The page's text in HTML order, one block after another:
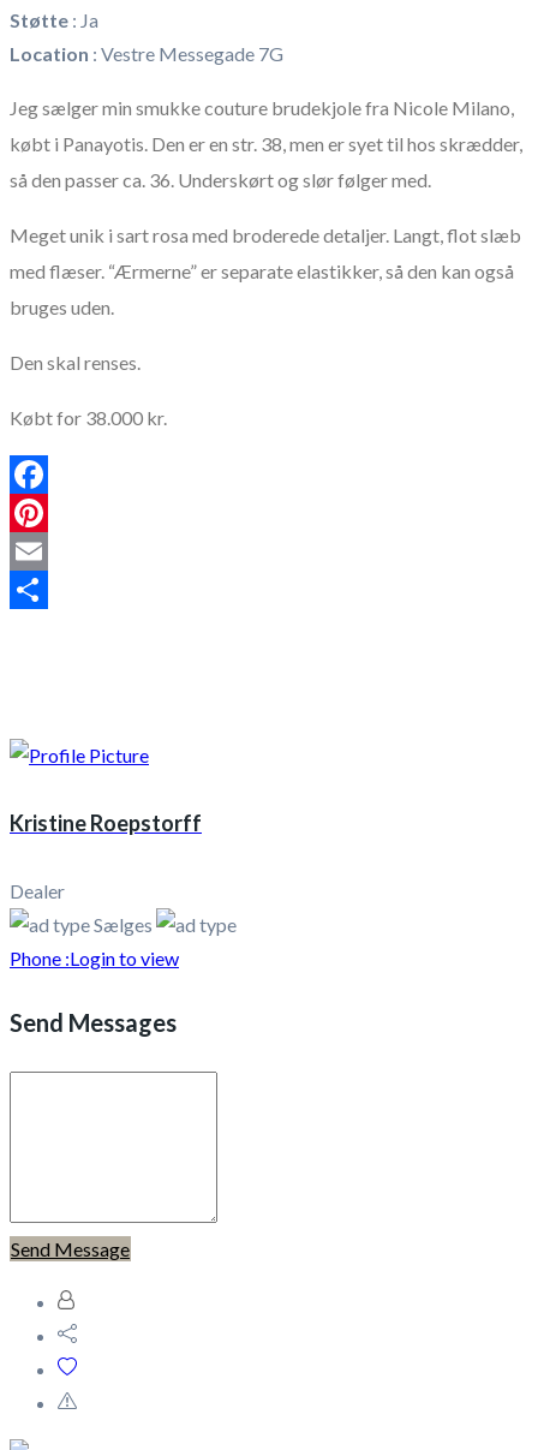
Støtte : Ja
Location : Vestre Messegade 7G
Jeg sælger min smukke couture brudekjole fra Nicole Milano,
købt i Panayotis. Den er en str. 38, men er syet til hos skrædder,
så den passer ca. 36. Underskørt og slør følger med.
Meget unik i sart rosa med broderede detaljer. Langt, flot slæb
med flæser. “Ærmerne” er separate elastikker, så den kan også
bruges uden.
Den skal renses.
Købt for 38.000 kr.
Facebook
Pinterest
Email
Kristine Roepstorff
Dealer
Sælges
Phone :Login to view
Send Messages
Send Message